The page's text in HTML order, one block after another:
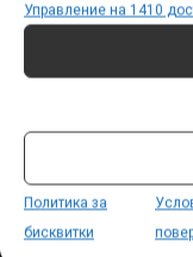
Управление на 1410
Политика за
бисквитки
Събития
Други
Условия за
За новодошлите
Абонамент